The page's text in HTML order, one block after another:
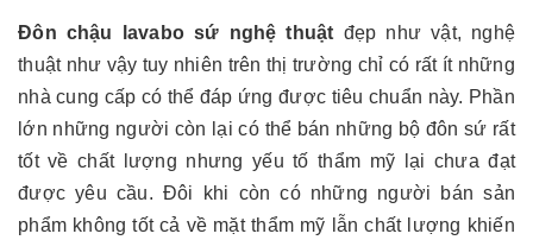
Đôn chậu lavabo sứ nghệ thuật đẹp như vật, nghệ
thuật như vậy tuy nhiên trên thị trường chỉ có rất ít những
nhà cung cấp có thể đáp ứng được tiêu chuẩn này. Phần
lớn những người còn lại có thể bán những bộ đôn sứ rất
tốt về chất lượng nhưng yếu tố thẩm mỹ lại chưa đạt
được yêu cầu. Đôi khi còn có những người bán sản
phẩm không tốt cả về mặt thẩm mỹ lẫn chất lượng khiến